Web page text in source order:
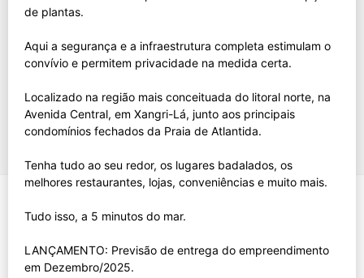
de plantas.
Aqui a segurança e a infraestrutura completa estimulam o
convívio e permitem privacidade na medida certa.
Localizado na região mais conceituada do litoral norte, na
Avenida Central, em Xangri-Lá, junto aos principais
condomínios fechados da Praia de Atlantida.
Tenha tudo ao seu redor, os lugares badalados, os
melhores restaurantes, lojas, conveniências e muito mais.
Tudo isso, a 5 minutos do mar.
LANÇAMENTO: Previsão de entrega do empreendimento
em Dezembro/2025.